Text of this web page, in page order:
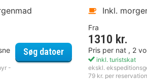
-
Søg datoerKosta Boda Art Hotel
Inkl.
Fra
1310 kr.
Pris per nat , 2
inkl. turistskat
ekskl.
79 kr. per reservation